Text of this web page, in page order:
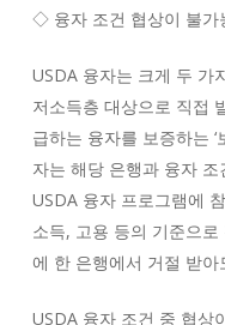
◇ 융자 조건 협상이 불가
USDA 융자는 크게 두 가
저소득층 대상으로 직접
급하는 융자를 보증하는
자는 해당 은행과 융자
USDA 융자 프로그램에
소득, 고용 등의 기준으
에 한 은행에서 거절 받
USDA 융자 조건 중 협상